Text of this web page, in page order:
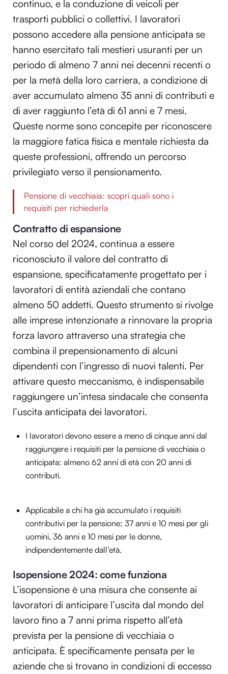
continuo, e la conduzione di veicoli per
trasporti pubblici o collettivi. I lavoratori
possono accedere alla pensione anticipata se
hanno esercitato tali mestieri usuranti per un
periodo di almeno 7 anni nei decenni recenti o
per la metà della loro carriera, a condizione di
aver accumulato almeno 35 anni di contributi e
di aver raggiunto l’età di 61 anni e 7 mesi.
Queste norme sono concepite per riconoscere
la maggiore fatica fisica e mentale richiesta da
queste professioni, offrendo un percorso
privilegiato verso il pensionamento.
Pensione di vecchiaia: scopri quali sono i
requisiti per richiederla
Contratto di espansione
Nel corso del 2024, continua a essere
riconosciuto il valore del contratto di
espansione, specificatamente progettato per i
lavoratori di entità aziendali che contano
almeno 50 addetti. Questo strumento si rivolge
alle imprese intenzionate a rinnovare la propria
forza lavoro attraverso una strategia che
combina il prepensionamento di alcuni
dipendenti con l’ingresso di nuovi talenti. Per
attivare questo meccanismo, è indispensabile
raggiungere un’intesa sindacale che consenta
l’uscita anticipata dei lavoratori.
I lavoratori devono essere a meno di cinque anni dal
raggiungere i requisiti per la pensione di vecchiaia o
anticipata: almeno 62 anni di età con 20 anni di
contributi.
Applicabile a chi ha già accumulato i requisiti
contributivi per la pensione: 37 anni e 10 mesi per gli
uomini, 36 anni e 10 mesi per le donne,
indipendentemente dall’età.
Isopensione 2024: come funziona
L’isopensione è una misura che consente ai
lavoratori di anticipare l’uscita dal mondo del
lavoro fino a 7 anni prima rispetto all’età
prevista per la pensione di vecchiaia o
anticipata. È specificamente pensata per le
aziende che si trovano in condizioni di eccesso